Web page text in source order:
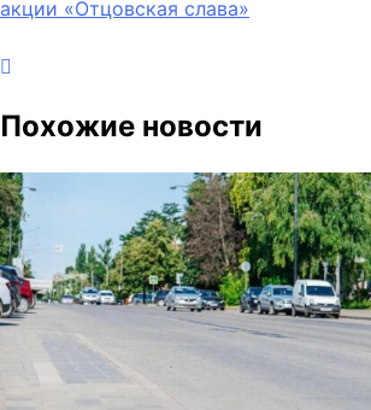
акции «Отцовская слава»
Похожие новости